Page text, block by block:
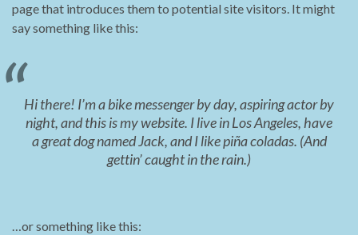
page that introduces them to potential site visitors. It might
say something like this:
Hi there! I’m a bike messenger by day, aspiring actor by
night, and this is my website. I live in Los Angeles, have
a great dog named Jack, and I like piña coladas. (And
gettin’ caught in the rain.)
…or something like this: